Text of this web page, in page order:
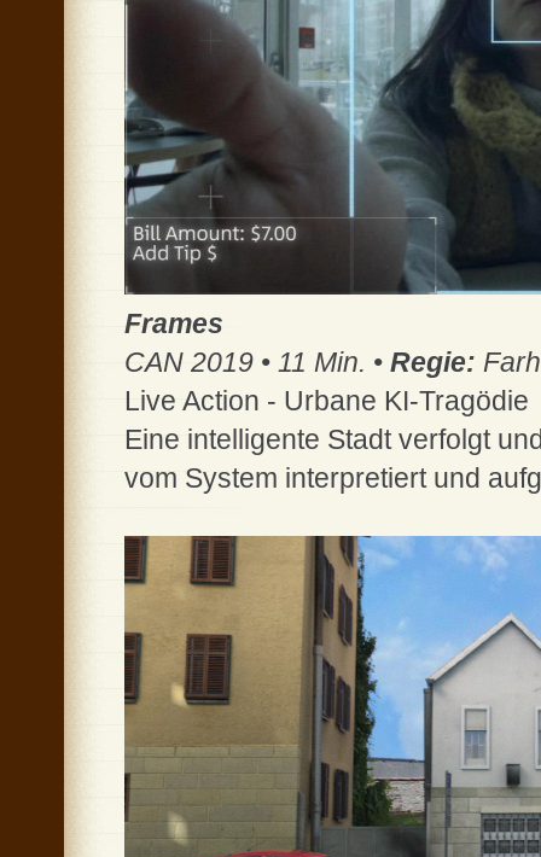
Frames
CAN 2019 • 11 Min. • Regie:
Live Action - Urbane KI-Tragödie
Eine intelligente Stadt verfolgt
vom System interpretiert und